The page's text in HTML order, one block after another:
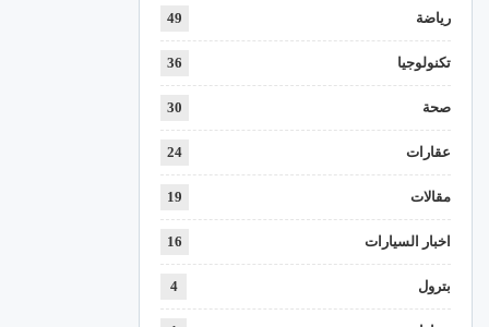
رياضة 49
تكنولوجيا 36
صحة 30
عقارات 24
مقالات 19
اخبار السيارات 16
بترول 4